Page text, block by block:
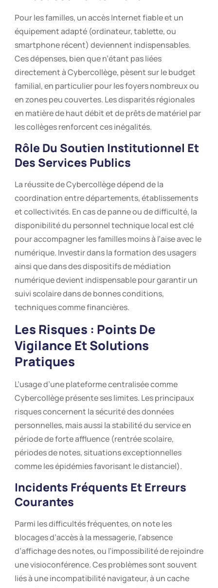
Pour les familles, un accès Internet fiable et un
équipement adapté (ordinateur, tablette, ou
smartphone récent) deviennent indispensables.
Ces dépenses, bien que n’étant pas liées
directement à Cybercollège, pèsent sur le budget
familial, en particulier pour les foyers nombreux ou
en zones peu couvertes. Les disparités régionales
en matière de haut débit et de prêts de matériel par
les collèges renforcent ces inégalités.
Rôle Du Soutien Institutionnel Et
Des Services Publics
La réussite de Cybercollège dépend de la
coordination entre départements, établissements
et collectivités. En cas de panne ou de difficulté, la
disponibilité du personnel technique local est clé
pour accompagner les familles moins à l’aise avec le
numérique. Investir dans la formation des usagers
ainsi que dans des dispositifs de médiation
numérique devient indispensable pour garantir un
suivi scolaire dans de bonnes conditions,
techniques comme financières.
Les Risques : Points De
Vigilance Et Solutions
Pratiques
L’usage d’une plateforme centralisée comme
Cybercollège présente ses limites. Les principaux
risques concernent la sécurité des données
personnelles, mais aussi la stabilité du service en
période de forte affluence (rentrée scolaire,
périodes de notes, situations exceptionnelles
comme les épidémies favorisant le distanciel).
Incidents Fréquents Et Erreurs
Courantes
Parmi les difficultés fréquentes, on note les
blocages d’accès à la messagerie, l’absence
d’affichage des notes, ou l’impossibilité de rejoindre
une visioconférence. Ces problèmes sont souvent
liés à une incompatibilité navigateur, à un cache